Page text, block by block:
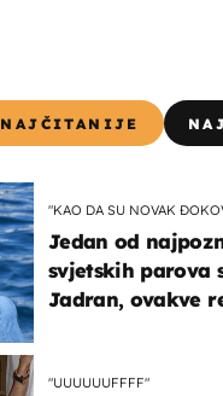
NAJČITANIJE
"KAO DA SU NOVAK
Jedan od
svjetskih parova
Jadran, ovakve
"UUUUUUFFFF"